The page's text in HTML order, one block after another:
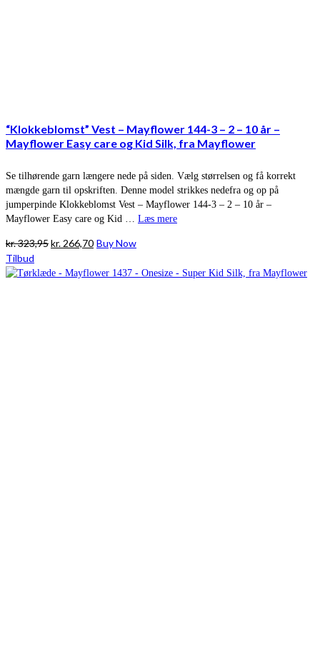
“Klokkeblomst” Vest – Mayflower 144-3 – 2 – 10 år –
Mayflower Easy care og Kid Silk, fra Mayflower
Se tilhørende garn længere nede på siden. Vælg størrelsen og få korrekt
mængde garn til opskriften. Denne model strikkes nedefra og op på
jumperpinde Klokkeblomst Vest – Mayflower 144-3 – 2 – 10 år –
Mayflower Easy care og Kid … Læs mere
kr.323,95Den
pris
kr. 266,70Den
pris
Buy Now
Tilbud